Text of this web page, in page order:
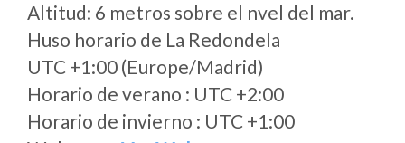
Altitud: 6 metros sobre el nvel del mar.
Huso horario de La Redondela
UTC +1:00 (Europe/Madrid)
Horario de verano : UTC +2:00
Horario de invierno : UTC +1:00